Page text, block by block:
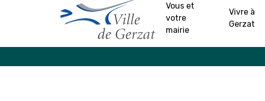
Vous et
votre
mairie
Vivre à
Gerzat